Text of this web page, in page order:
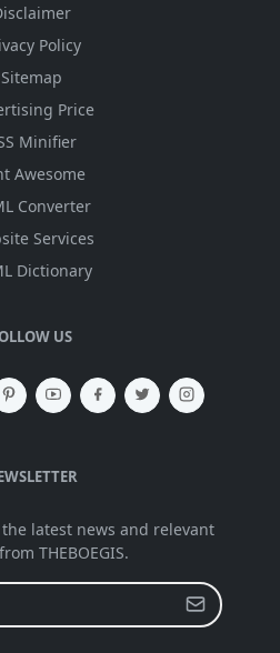
Policy
Sitemap
Price
Minifier
Awesome
Converter
Services
Dictionary
US
latest news and relevant
THEBOEGIS.